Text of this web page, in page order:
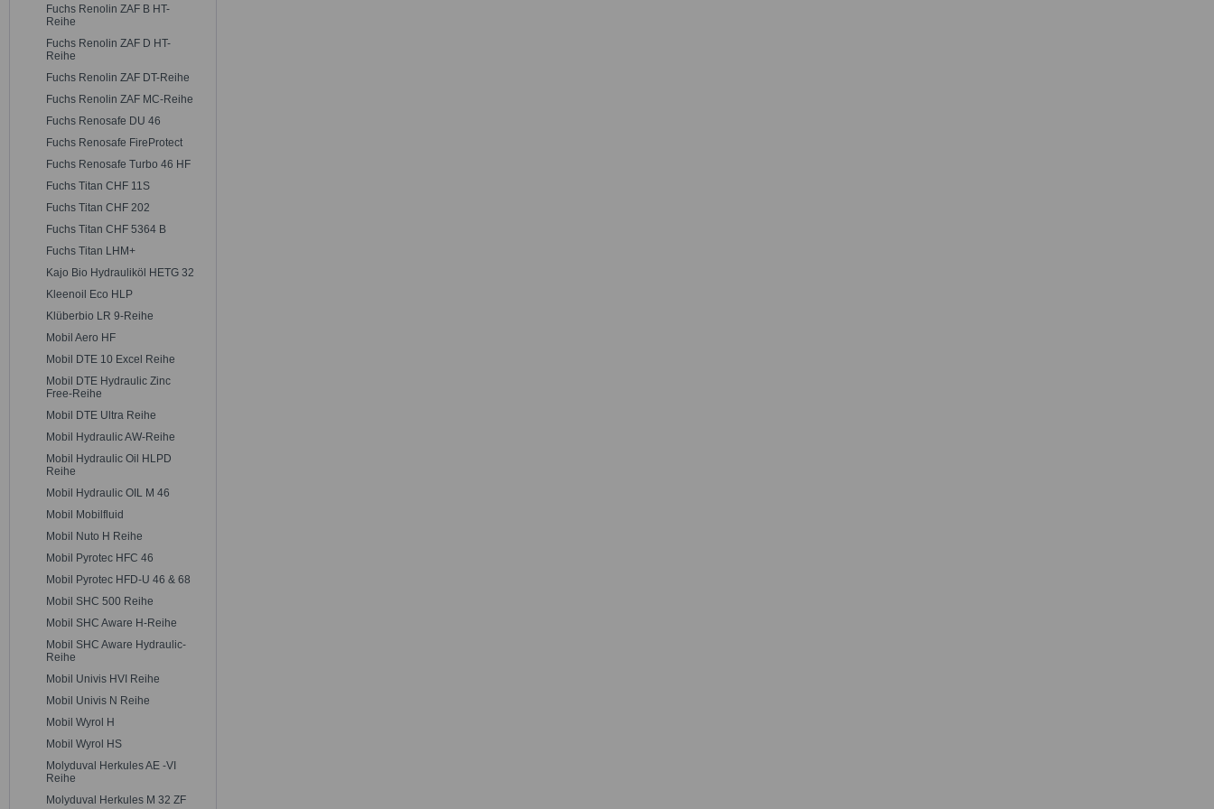
Fuchs Renolin ZAF B HT-
Reihe
Fuchs Renolin ZAF D HT-
Reihe
Fuchs Renolin ZAF DT-Reihe
Fuchs Renolin ZAF MC-Reihe
Fuchs Renosafe DU 46
Fuchs Renosafe FireProtect
Fuchs Renosafe Turbo 46 HF
Fuchs Titan CHF 11S
Fuchs Titan CHF 202
Fuchs Titan CHF 5364 B
Fuchs Titan LHM+
Kajo Bio Hydrauliköl HETG 32
Kleenoil Eco HLP
Klüberbio LR 9-Reihe
Mobil Aero HF
Mobil DTE 10 Excel Reihe
Mobil DTE Hydraulic Zinc
Free-Reihe
Mobil DTE Ultra Reihe
Mobil Hydraulic AW-Reihe
Mobil Hydraulic Oil HLPD
Reihe
Mobil Hydraulic OIL M 46
Mobil Mobilfluid
Mobil Nuto H Reihe
Mobil Pyrotec HFC 46
Mobil Pyrotec HFD-U 46 & 68
Mobil SHC 500 Reihe
Mobil SHC Aware H-Reihe
Mobil SHC Aware Hydraulic-
Reihe
Mobil Univis HVI Reihe
Mobil Univis N Reihe
Mobil Wyrol H
Mobil Wyrol HS
Molyduval Herkules AE -VI
Reihe
Molyduval Herkules M 32 ZF